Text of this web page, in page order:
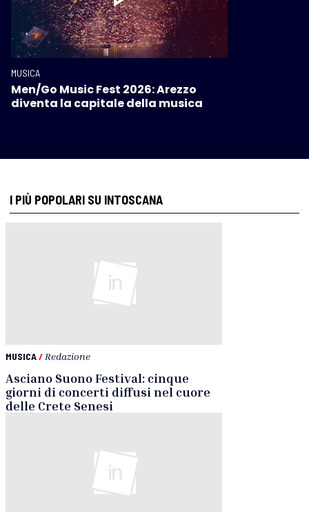
MUSICA
Men/Go Music Fest 2026: Arezzo
diventa la capitale della musica
I PIÙ POPOLARI SU INTOSCANA
MUSICA/ Redazione
Asciano Suono Festival: cinque
giorni di concerti diffusi nel cuore
delle Crete Senesi